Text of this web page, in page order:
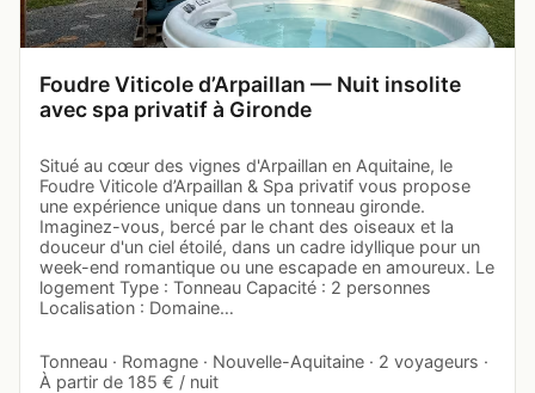
Foudre Viticole d’Arpaillan — Nuit insolite
avec spa privatif à Gironde
Situé au cœur des vignes d'Arpaillan en Aquitaine, le
Foudre Viticole d’Arpaillan & Spa privatif vous propose
une expérience unique dans un tonneau gironde.
Imaginez-vous, bercé par le chant des oiseaux et la
douceur d'un ciel étoilé, dans un cadre idyllique pour un
week-end romantique ou une escapade en amoureux. Le
logement Type : Tonneau Capacité : 2 personnes
Localisation : Domaine…
Tonneau · Romagne · Nouvelle-Aquitaine · 2 voyageurs ·
À partir de 185 € / nuit